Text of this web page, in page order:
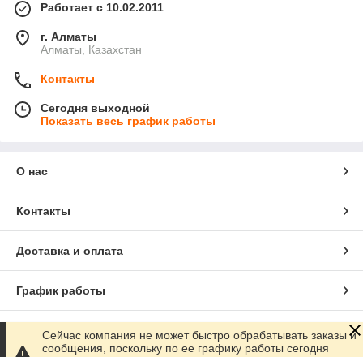
Работает с 10.02.2011
г. Алматы
Алматы, Казахстан
Контакты
Сегодня выходной
Показать весь график работы
О нас
Контакты
Доставка и оплата
График работы
Полная версия сайта
Сейчас компания не может быстро обрабатывать заказы и
сообщения, поскольку по ее графику работы сегодня